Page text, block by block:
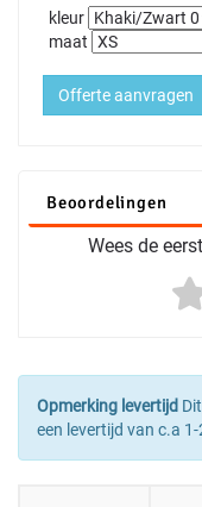
kleur
maat
Offerte aanvragen
Beoordelingen
Wees de
Opmerking levertijd
een levertijd van c.a